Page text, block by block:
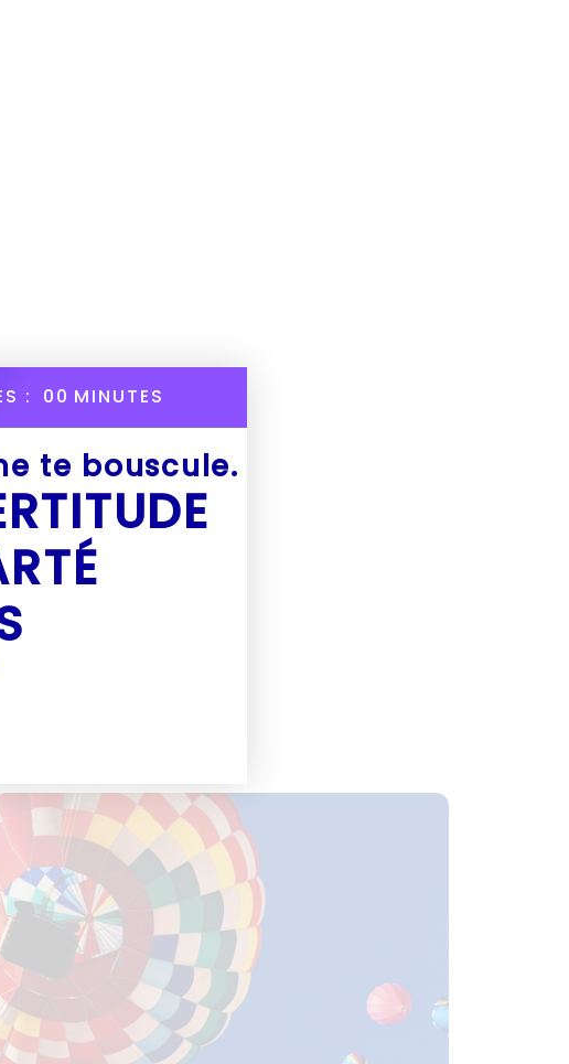
: 00 MINUTES
te bouscule.